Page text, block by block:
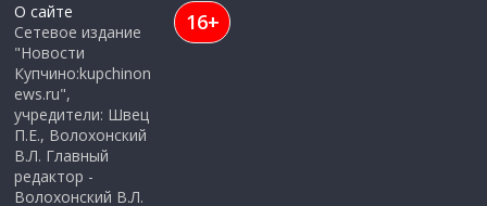
О сайте
Сетевое издание
"Новости
Купчино:kupchinon
ews.ru",
учредители: Швец
П.Е., Волохонский
В.Л. Главный
редактор -
Волохонский В.Л.
16+